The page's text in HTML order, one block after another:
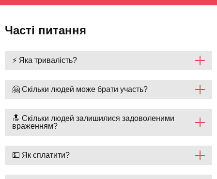
Часті питання
⚡ Яка тривалість?
🤗 Скільки людей може брати участь?
🔝 Скільки людей залишилися задоволеними
враженням?
💵 Як сплатити?